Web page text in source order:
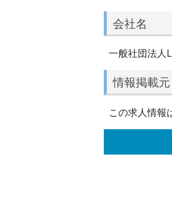
会社名
一般社団法人
情報掲載元
この求人情報